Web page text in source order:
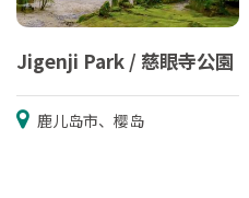
Jigenji Park / 慈眼寺公園
鹿儿岛市、樱岛